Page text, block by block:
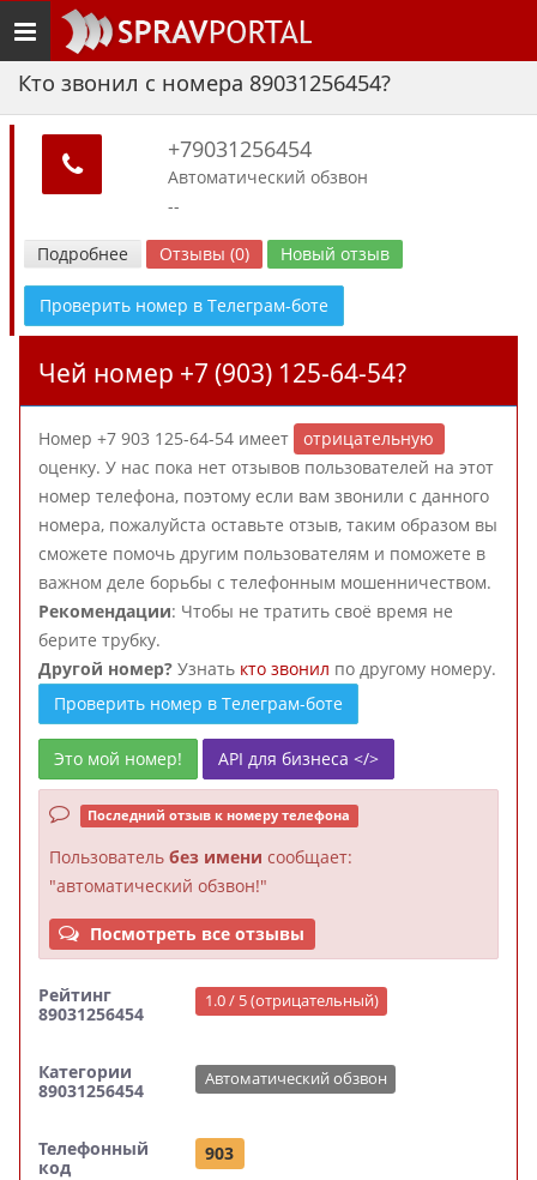
Toggle
navigation
Кто звонил с номера 89031256454?
+79031256454
Автоматический обзвон
--
Подробнее Отзывы (0) Новый отзыв
Проверить номер в Телеграм-боте
Чей номер +7 (903) 125-64-54?
Номер +7 903 125-64-54 имеет
отрицательную
оценку. У нас пока нет отзывов пользователей на этот
номер телефона, поэтому если вам звонили с данного
номера, пожалуйста оставьте отзыв, таким образом вы
сможете помочь другим пользователям и поможете в
важном деле борьбы с телефонным мошенничеством.
Рекомендации: Чтобы не тратить своё время не
берите трубку.
Другой номер? Узнать кто звонил по другому номеру.
Проверить номер в Телеграм-боте
Это мой номер! API для бизнеса </>
Последний отзыв к номеру телефона
Пользователь без имени сообщает:
"автоматический обзвон!"
Посмотреть все отзывы
Рейтинг
89031256454
1.0 / 5 (отрицательный)
Категории
89031256454
Автоматический обзвон
Телефонный
код
903